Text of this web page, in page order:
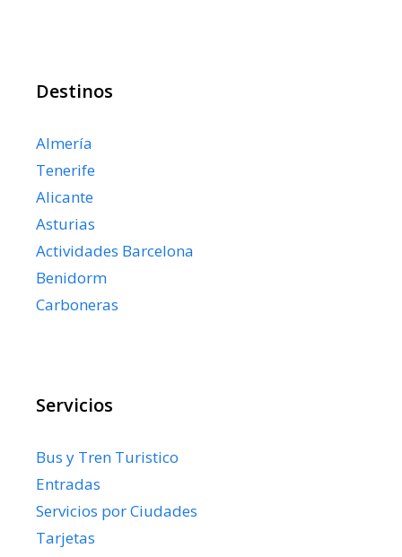
Destinos
Almería
Tenerife
Alicante
Asturias
Actividades Barcelona
Benidorm
Carboneras
Servicios
Bus y Tren Turistico
Entradas
Servicios por Ciudades
Tarjetas